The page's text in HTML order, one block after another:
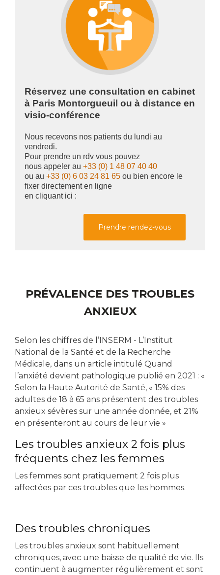
Réservez une consultation en cabinet
à Paris Montorgueuil ou à distance en
visio-conférence
Nous recevons nos patients du lundi au
vendredi.
Pour prendre un rdv vous pouvez
nous appeler au +33 (0) 1 48 07 40 40
ou au +33 (0) 6 03 24 81 65 ou bien encore le
fixer directement en ligne
en cliquant ici :
Prendre rendez-vous
PRÉVALENCE DES TROUBLES
ANXIEUX
Selon les chiffres de l’INSERM - L’Institut
National de la Santé et de la Recherche
Médicale, dans un article intitulé Quand
l’anxiété devient pathologique publié en 2021 : «
Selon la Haute Autorité de Santé, « 15% des
adultes de 18 à 65 ans présentent des troubles
anxieux sévères sur une année donnée, et 21%
en présenteront au cours de leur vie »
Les troubles anxieux 2 fois plus
fréquents chez les femmes
Les femmes sont pratiquement 2 fois plus
affectées par ces troubles que les hommes.
Des troubles chroniques
Les troubles anxieux sont habituellement
chroniques, avec une baisse de qualité de vie. Ils
continuent à augmenter régulièrement et sont